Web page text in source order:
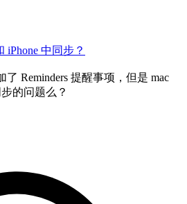
iPhone 中同步？
了 Reminders 提醒事项，但是 mac
步的问题么？